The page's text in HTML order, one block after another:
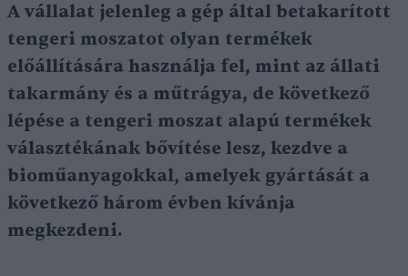
A vállalat jelenleg a gép által betakarított
tengeri moszatot olyan termékek
előállítására használja fel, mint az állati
takarmány és a műtrágya, de következő
lépése a tengeri moszat alapú termékek
választékának bővítése lesz, kezdve a
bioműanyagokkal, amelyek gyártását a
következő három évben kívánja
megkezdeni.